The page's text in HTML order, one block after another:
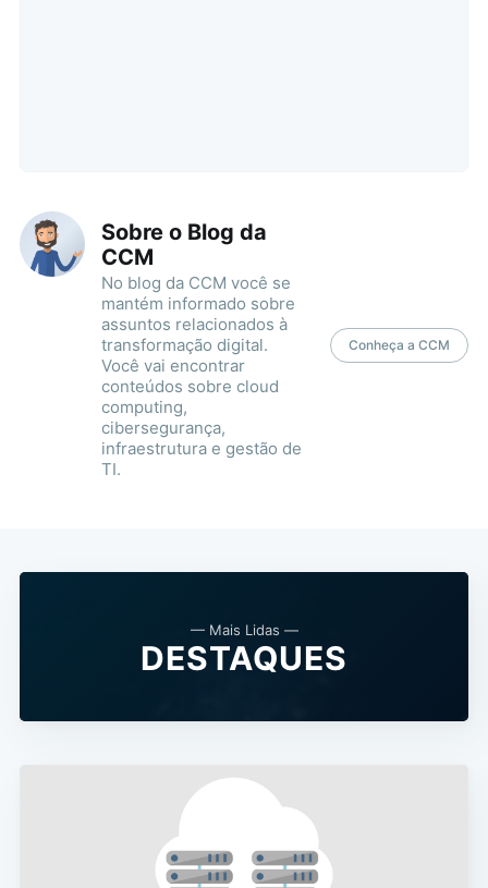
Sobre o Blog da
CCM
No blog da CCM você se
mantém informado sobre
assuntos relacionados à
transformação digital.
Você vai encontrar
conteúdos sobre cloud
computing,
cibersegurança,
infraestrutura e gestão de
TI.
Conheça a CCM
— Mais Lidas —
DESTAQUES